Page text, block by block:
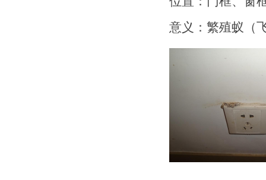
意义：繁殖蚁（